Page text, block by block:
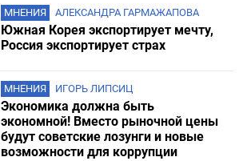
МНЕНИЯ АЛЕКСАНДРА ГАРМАЖАПОВА
Южная Корея экспортирует мечту,
Россия экспортирует страх
МНЕНИЯ ИГОРЬ ЛИПСИЦ
Экономика должна быть
экономной! Вместо рыночной цены
будут советские лозунги и новые
возможности для коррупции